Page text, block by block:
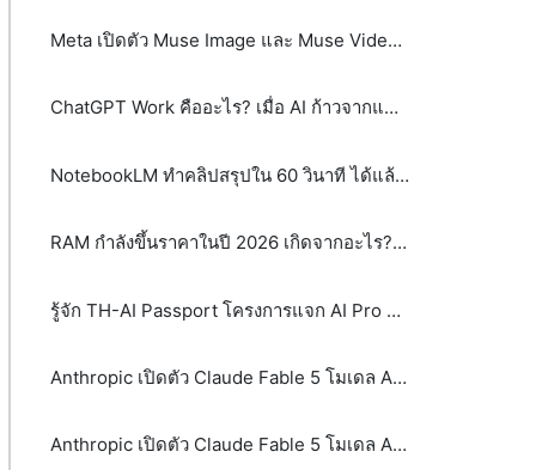
Meta เปิดตัว Muse Image และ Muse Video พลิกโฉม AI สร้างภาพและวิดีโอด้วย Agentic AI
ChatGPT Work คืออะไร? เมื่อ AI ก้าวจากแชตบอตสู่เพื่อนร่วมงาน
NotebookLM ทำคลิปสรุปใน 60 วินาที ได้แล้ว! รู้จัก Video Overviews ฟีเจอร์ใหม่จาก Google
RAM กำลังขึ้นราคาในปี 2026 เกิดจากอะไร? และจะส่งผลกระทบต่อผู้บริโภคและธุรกิจอย่างไร
รู้จัก TH-AI Passport โครงการแจก AI Pro ฟรี 5 ล้านสิทธิ์ จุดเปลี่ยนหรือกระแส?
Anthropic เปิดตัว Claude Fable 5 โมเดล AI ระดับ Mythos-class
Anthropic เปิดตัว Claude Fable 5 โมเดล AI ระดับ Mythos-class